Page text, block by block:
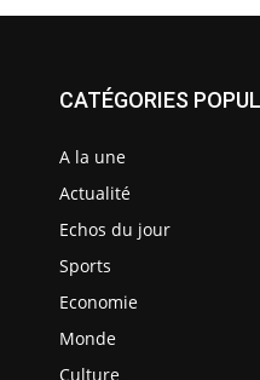
CATÉGORIES
A la une
Actualité
Echos du jour
Sports
Economie
Monde
Culture